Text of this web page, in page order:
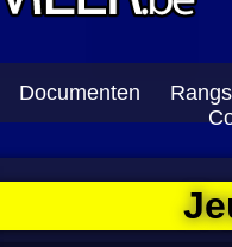
Documenten